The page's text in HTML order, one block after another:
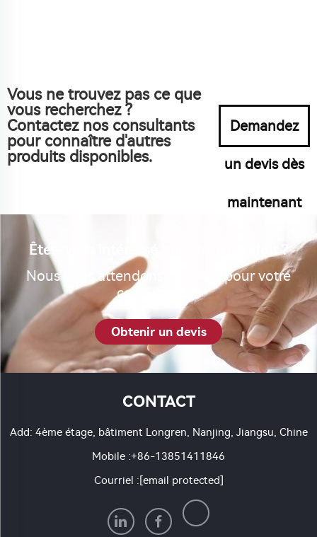
Vous ne trouvez pas ce que
vous recherchez ?
Contactez nos consultants
pour connaître d'autres
produits disponibles.
Demandez
un devis dès
maintenant
Êtes-vous intéressé par notre produit ?
Nous vous attendons toujours pour votre
consultation.
Obtenir un devis
CONTACT
Add: 4ème étage, bâtiment Longren, Nanjing, Jiangsu, Chine
Mobile :+86-13851411846
Courriel :[email protected]